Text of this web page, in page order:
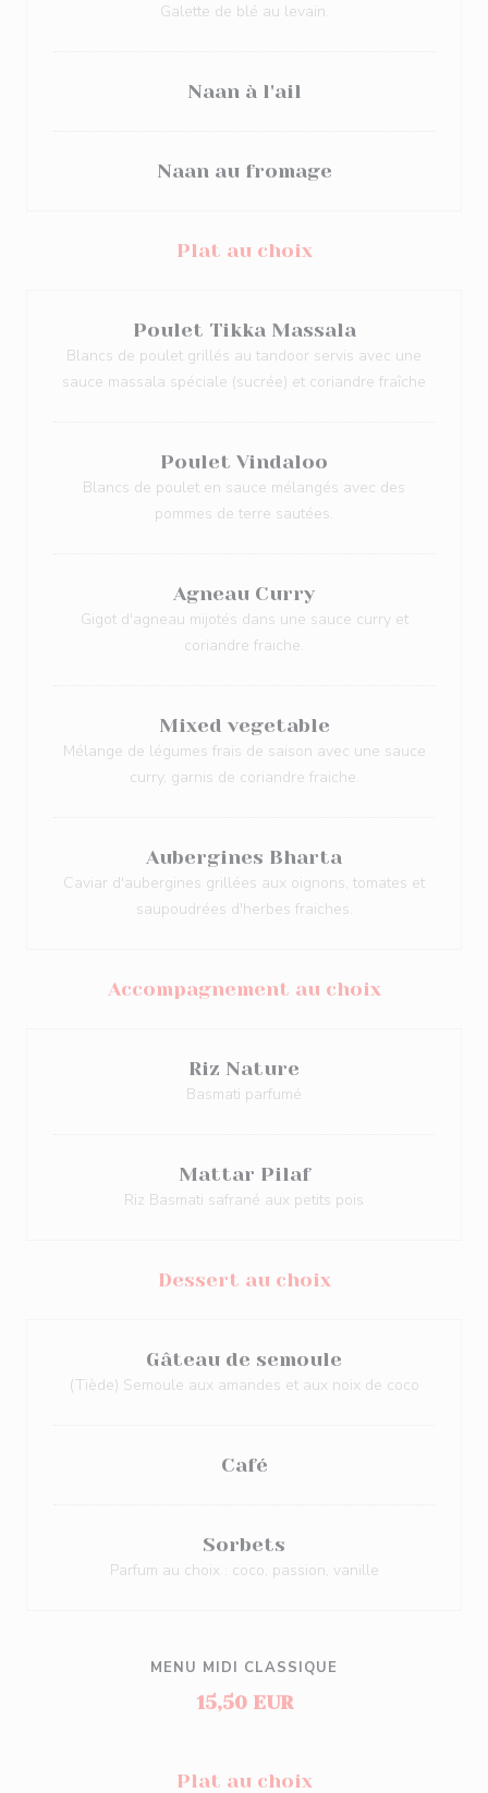
Galette de blé au levain.
Naan à l'ail
Naan au fromage
Plat au choix
Poulet Tikka Massala
Blancs de poulet grillés au tandoor servis avec une
sauce massala spéciale (sucrée) et coriandre fraîche
Poulet Vindaloo
Blancs de poulet en sauce mélangés avec des
pommes de terre sautées.
Agneau Curry
Gigot d'agneau mijotés dans une sauce curry et
coriandre fraiche.
Mixed vegetable
Mélange de légumes frais de saison avec une sauce
curry, garnis de coriandre fraiche.
Aubergines Bharta
Caviar d'aubergines grillées aux oignons, tomates et
saupoudrées d'herbes fraiches.
Accompagnement au choix
Riz Nature
Basmati parfumé
Mattar Pilaf
Riz Basmati safrané aux petits pois
Dessert au choix
Gâteau de semoule
(Tiède) Semoule aux amandes et aux noix de coco
Café
Sorbets
Parfum au choix : coco, passion, vanille
MENU MIDI CLASSIQUE
15,50 EUR
Plat au choix